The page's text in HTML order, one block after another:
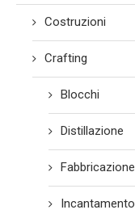
Costruzioni
Crafting
Blocchi
Distillazione
Fabbricazione
Incantamento